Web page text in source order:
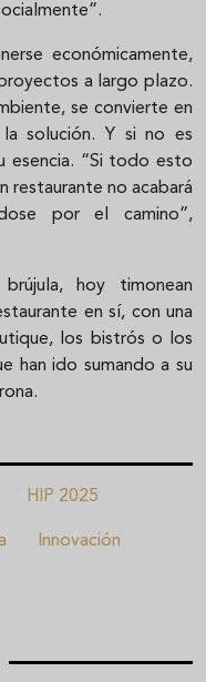
económicamente,
a largo plazo.
se convierte en
solución. Y si no es
esencia. “Si todo esto
restaurante no acabará
por el camino”,
hoy timonean
en sí, con una
los bistrós o los
han ido sumando a su
HIP 2025
Innovación